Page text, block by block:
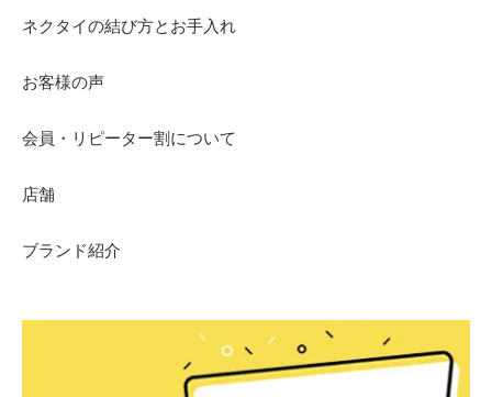
ネクタイの結び方とお手入れ
お客様の声
会員・リピーター割について
店舗
ブランド紹介